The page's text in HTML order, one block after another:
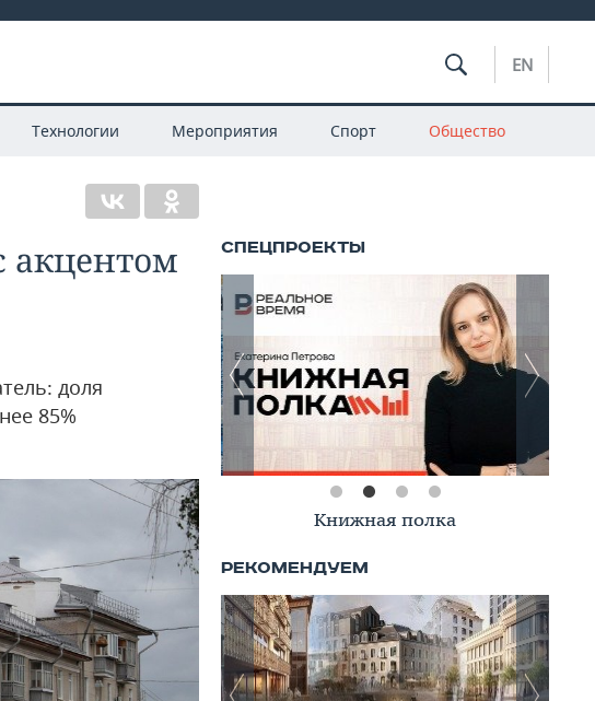
EN
Технологии Мероприятия Спорт Общество
акцентом
доля
85%
Книжная полка